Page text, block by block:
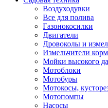
Воздуходувки
Все для полива
Газонокосилки
Двигатели
Дровоколы и
Измельчители
Мойки высокого
Мотоблоки
Мотобуры
Мотокосы,
Мотопомпы
Насосы